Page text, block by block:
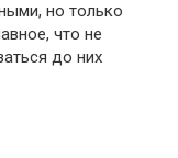
но только
что не
до них